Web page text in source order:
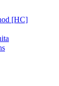
[HC]